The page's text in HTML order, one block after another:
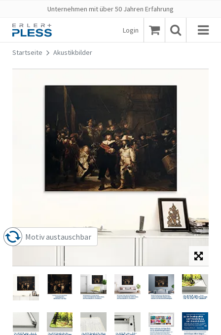
Unternehmen mit über 50 Jahren Erfahrung
Login
Startseite Akustikbilder
Motiv austauschbar